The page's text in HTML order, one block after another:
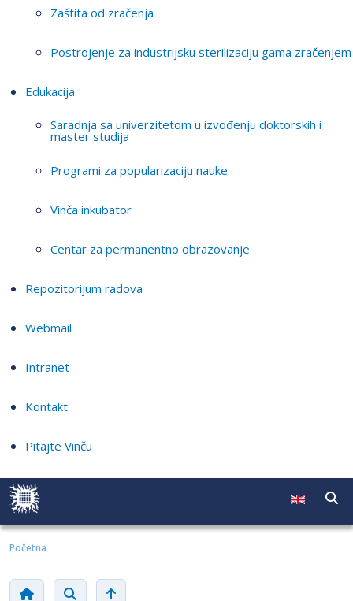
Zaštita od zračenja
Postrojenje za industrijsku sterilizaciju gama zračenjem
Edukacija
Saradnja sa univerzitetom u izvođenju doktorskih i
master studija
Programi za popularizaciju nauke
Vinča inkubator
Centar za permanentno obrazovanje
Repozitorijum radova
Webmail
Intranet
Kontakt
Pitajte Vinču
Početna